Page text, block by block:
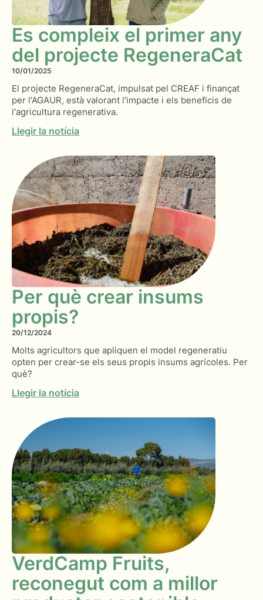
Es compleix el primer any
del projecte RegeneraCat
10/01/2025
El projecte RegeneraCat, impulsat pel CREAF i finançat
per l'AGAUR, està valorant l'impacte i els beneficis de
l'agricultura regenerativa.
Llegir la notícia
Per què crear insums
propis?
20/12/2024
Molts agricultors que apliquen el model regeneratiu
opten per crear-se els seus propis insums agrícoles. Per
què?
Llegir la notícia
VerdCamp Fruits,
reconegut com a millor